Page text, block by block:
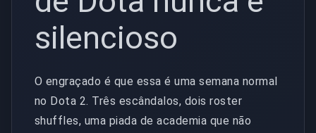
silencioso
O engraçado é que essa é uma semana normal
no Dota 2. Três escândalos, dois roster
shuffles, uma piada de academia que não